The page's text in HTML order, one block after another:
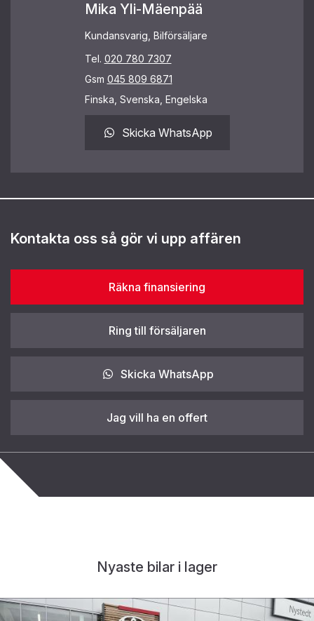
Mika Yli-Mäenpää
Kundansvarig, Bilförsäljare
Tel. 020 780 7307
Gsm 045 809 6871
Finska, Svenska, Engelska
Skicka WhatsApp
Kontakta oss så gör vi upp affären
Räkna finansiering
Ring till försäljaren
Skicka WhatsApp
Jag vill ha en offert
Nyaste bilar i lager